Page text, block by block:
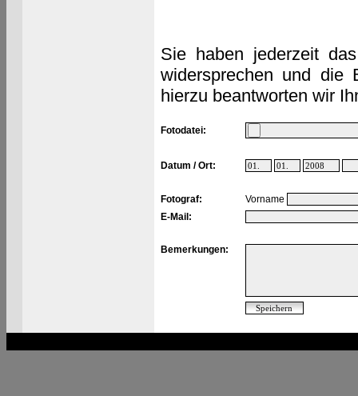
Sie haben jederzeit
widersprechen und die
hierzu beantworten wir
Fotodatei:
Datum / Ort:
Fotograf:
Vorname
E-Mail:
Bemerkungen: